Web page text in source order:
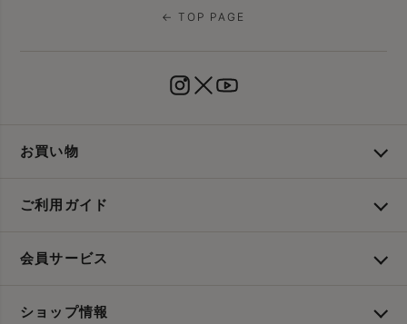
← TOP PAGE
お買い物
ご利用ガイド
会員サービス
ショップ情報